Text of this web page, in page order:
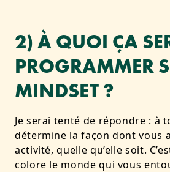
2) À QUOI ÇA
PROGRAMMER
MINDSET ?
Je serai tenté de répondre : à
détermine la façon dont vous
activité, quelle qu’elle soit.
colore le monde qui vous